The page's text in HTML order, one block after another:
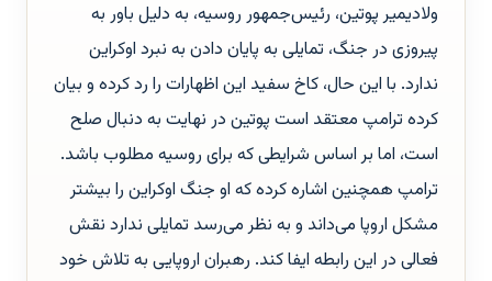
ولادیمیر پوتین، رئیس‌جمهور روسیه، به دلیل باور به
پیروزی در جنگ، تمایلی به پایان دادن به نبرد اوکراین
ندارد. با این حال، کاخ سفید این اظهارات را رد کرده و بیان
کرده ترامپ معتقد است پوتین در نهایت به دنبال صلح
است، اما بر اساس شرایطی که برای روسیه مطلوب باشد.
ترامپ همچنین اشاره کرده که او جنگ اوکراین را بیشتر
مشکل اروپا می‌داند و به نظر می‌رسد تمایلی ندارد نقش
فعالی در این رابطه ایفا کند. رهبران اروپایی به تلاش خود